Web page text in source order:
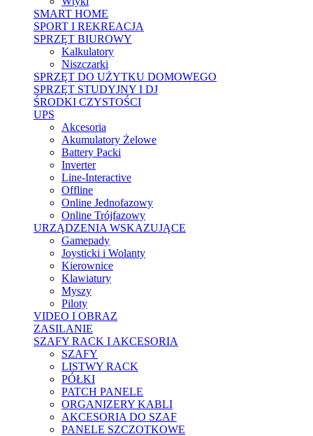
SMART HOME
SPORT I REKREACJA
SPRZĘT BIUROWY
Kalkulatory
Niszczarki
SPRZĘT DO UŻYTKU DOMOWEGO
SPRZĘT STUDYJNY I DJ
ŚRODKI CZYSTOŚCI
UPS
Akcesoria
Akumulatory Żelowe
Battery Packi
Inverter
Line-Interactive
Offline
Online Jednofazowy
Online Trójfazowy
URZĄDZENIA WSKAZUJĄCE
Gamepady
Joysticki i Wolanty
Kierownice
Klawiatury
Myszy
Piloty
VIDEO I OBRAZ
ZASILANIE
SZAFY RACK I AKCESORIA
SZAFY
LISTWY RACK
PÓŁKI
PATCH PANELE
ORGANIZERY KABLI
AKCESORIA DO SZAF
PANELE SZCZOTKOWE